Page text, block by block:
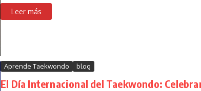
Aprende Taekwondo blog
El Día Internacional del Taekwondo: